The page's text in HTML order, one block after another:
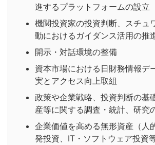
進するプラットフォームの設立
機関投資家の投資判断、スチュ
動におけるガイダンス活用の推
開示・対話環境の整備
資本市場における日財務情報デ
実とアクセス向上取組
政策や企業戦略、投資判断の基
産等に関する調査・統計、研究
企業価値を高める無形資産（人
発投資、IT・ソフトウェア投資